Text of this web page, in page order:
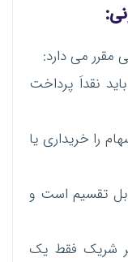
نقداَ پرداخت
را خریداری یا
تقسیم است و
شریک فقط یک